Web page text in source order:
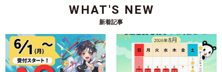
WHAT'S NEW
新着記事